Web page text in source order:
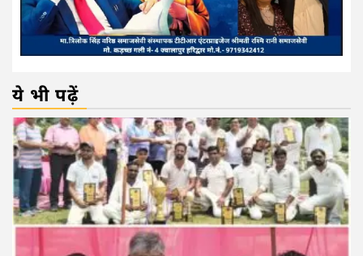
ये भी पढ़ें